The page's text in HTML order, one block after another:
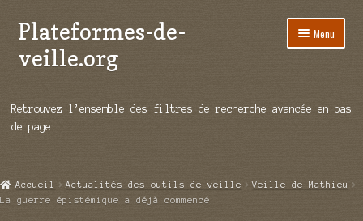
Aller
à
la
Aller
au
contenu
Plateformes-de-
veille.org
Menu
Répertoire d’ouitils
Démos vidéos
Retrouvez l’ensemble des filtres de recherche avancée en bas
de page.
Accueil Actualités des outils de veille
Veille de Mathieu
La guerre épistémique a déjà commencé